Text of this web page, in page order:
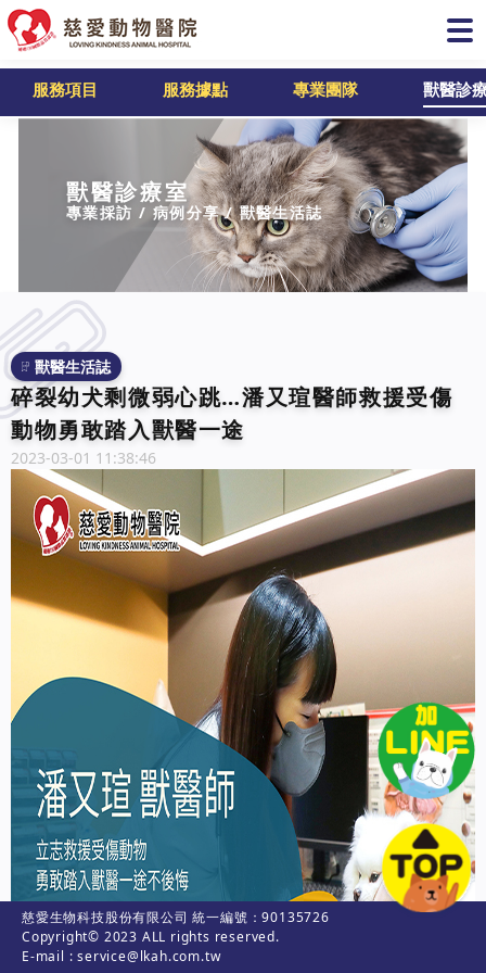
服務項目 服務據點 專業團隊 獸醫診
獸醫診療室
專業採訪 / 病例分享 / 獸醫生活誌
獸醫生活誌
碎裂幼犬剩微弱心跳…潘又瑄醫師救援受傷
動物勇敢踏入獸醫一途
2023-03-01 11:38:46
慈愛生物科技股份有限公司 統一編號：90135726
Copyright© 2023 ALL rights reserved.
E-mail : service@lkah.com.tw